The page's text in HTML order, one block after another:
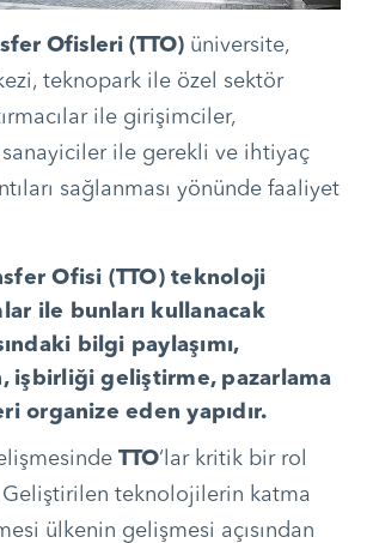
Ofisleri (TTO)üniversite,
teknopark ile özel sektör
ile girişimciler,
sanayiciler ile gerekli ve ihtiyaç
sağlanması yönünde faaliyet
Ofisi (TTO) teknoloji
ile bunları kullanacak
bilgi paylaşımı,
işbirliği geliştirme, pazarlama
organize eden yapıdır.
TTO‘lar kritik bir rol
Geliştirilen teknolojilerin katma
ülkenin gelişmesi açısından